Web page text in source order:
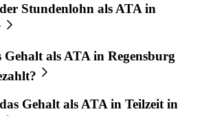
Stundenlohn als ATA in
als ATA in Regensburg
Gehalt als ATA in Teilzeit in